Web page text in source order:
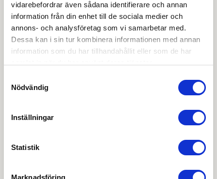
vidarebefordrar även sådana identifierare och annan
information från din enhet till de sociala medier och
annons- och analysföretag som vi samarbetar med.
Dessa kan i sin tur kombinera informationen med annan
information som du har tillhandahållit eller som de har
Nödvändig
Inställningar
Statistik
Marknadsföring
Ladda ner
Beställningsunderlag